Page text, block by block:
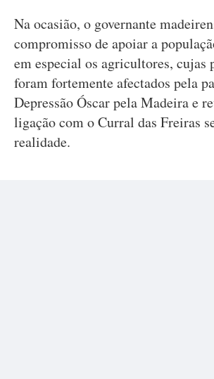
Na ocasião, o governante
compromisso de apoiar a
em especial os agricultores, cujas
foram fortemente afectados pela
Depressão Óscar pela Madeira e
ligação com o Curral das Freiras
realidade.